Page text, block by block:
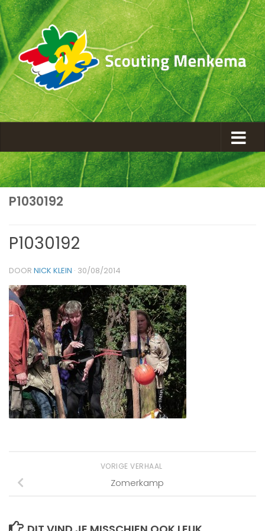
P1030192
P1030192
DOOR NICK KLEIN · 30/08/2014
VORIGE VERHAAL
Zomerkamp